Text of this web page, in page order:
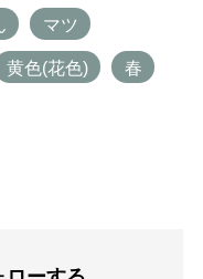
マツ
黄色(花色) 春